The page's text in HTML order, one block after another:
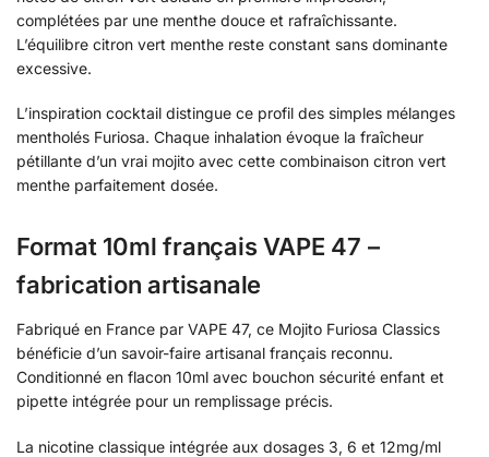
complétées par une menthe douce et rafraîchissante.
L’équilibre citron vert menthe reste constant sans dominante
excessive.
L’inspiration cocktail distingue ce profil des simples mélanges
mentholés Furiosa. Chaque inhalation évoque la fraîcheur
pétillante d’un vrai mojito avec cette combinaison citron vert
menthe parfaitement dosée.
Format 10ml français VAPE 47 –
fabrication artisanale
Fabriqué en France par VAPE 47, ce Mojito Furiosa Classics
bénéficie d’un savoir-faire artisanal français reconnu.
Conditionné en flacon 10ml avec bouchon sécurité enfant et
pipette intégrée pour un remplissage précis.
La nicotine classique intégrée aux dosages 3, 6 et 12mg/ml